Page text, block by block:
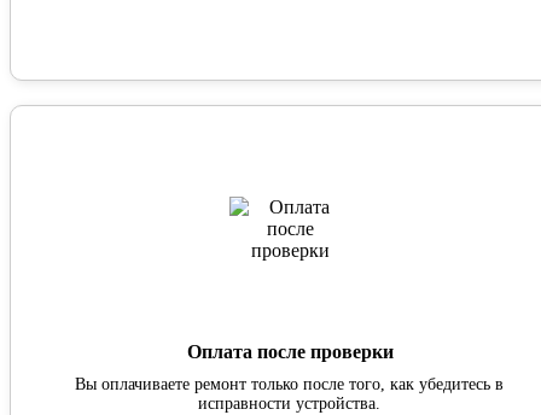
Оплата после проверки
Вы оплачиваете ремонт только после того, как убедитесь в
исправности устройства.